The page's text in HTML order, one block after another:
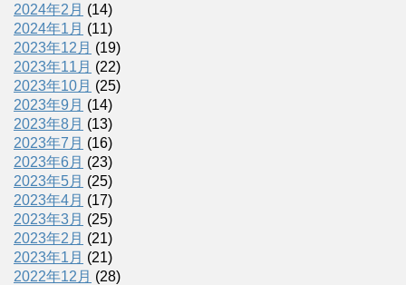
2024年2月 (14)
2024年1月 (11)
2023年12月 (19)
2023年11月 (22)
2023年10月 (25)
2023年9月 (14)
2023年8月 (13)
2023年7月 (16)
2023年6月 (23)
2023年5月 (25)
2023年4月 (17)
2023年3月 (25)
2023年2月 (21)
2023年1月 (21)
2022年12月 (28)